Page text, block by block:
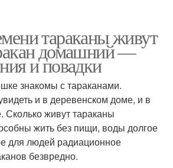
тараканы живут
домашний —
и повадки
знакомы с тараканами.
и в деревенском доме, и в
Сколько живут тараканы
жить без пищи, воды долгое
для людей радиационное
безвредно.